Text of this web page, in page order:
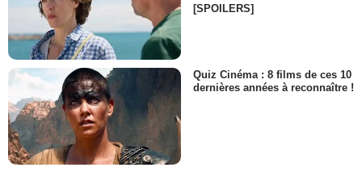
[SPOILERS]
Quiz Cinéma : 8 films de ces 10
dernières années à reconnaître !